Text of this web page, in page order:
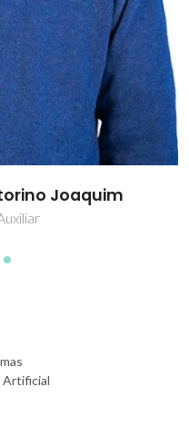
Joaquim
Artificial